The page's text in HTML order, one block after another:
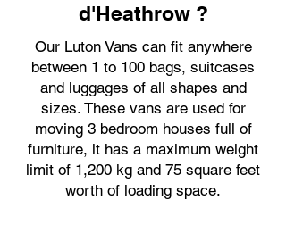
d'Heathrow ?
Our Luton Vans can fit anywhere
between 1 to 100 bags, suitcases
and luggages of all shapes and
sizes. These vans are used for
moving 3 bedroom houses full of
furniture, it has a maximum weight
limit of 1,200 kg and 75 square feet
worth of loading space.